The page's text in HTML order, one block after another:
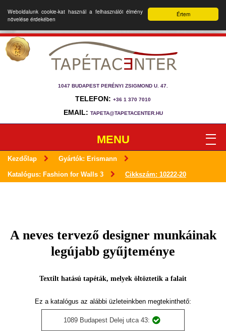
Értem
Weboldalunk cookie-kat használ a felhasználói élmény
növelése érdekében
1047 BUDAPEST PERÉNYI ZSIGMOND U. 47.
TELEFON: +36 1 370 7010
EMAIL: TAPETA@TAPETACENTER.HU
MENU
Kezdőlap Gyártók: Erismann
Katalógus: Fashion for Walls 3 Cikkszám: 10222-20
A neves tervező designer munkáinak
legújabb gyűjteménye
Textilt hatású tapéták, melyek öltöztetik a falait
Ez a katalógus az alábbi üzleteinkben megtekinthető:
1089 Budapest Delej utca 43: